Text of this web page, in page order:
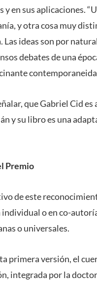
y en sus aplicaciones.
y otra cosa muy
Las ideas son por
debates de una
que Gabriel Cid
y su libro es una
Premio
de este
o en co-
o universales.
primera versión, el
integrada por la